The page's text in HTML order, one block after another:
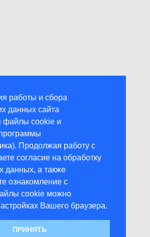
работы и сбора
данных сайта
файлы cookie и
Продолжая работу с
согласие на обработку
данных, а также
ознакомление с
cookie можно
Вашего браузера.
ПРИНЯТЬ